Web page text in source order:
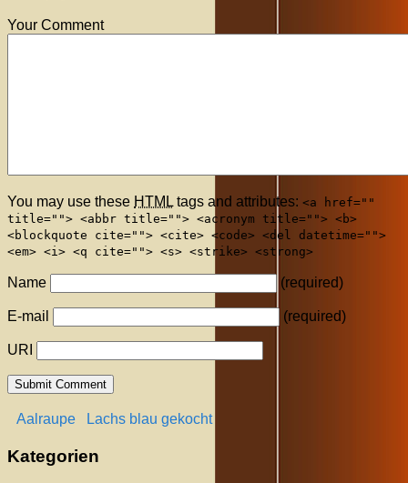
Your Comment
You may use these HTML tags and attributes: <a href=""
title=""> <abbr title=""> <acronym title=""> <b>
<blockquote cite=""> <cite> <code> <del datetime="">
<em> <i> <q cite=""> <s> <strike> <strong>
Name (required)
E-mail (required)
URI
Aalraupe Lachs blau gekocht
Kategorien